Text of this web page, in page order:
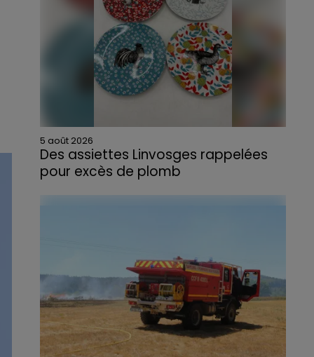
5 août 2026
Des assiettes Linvosges rappelées
pour excès de plomb